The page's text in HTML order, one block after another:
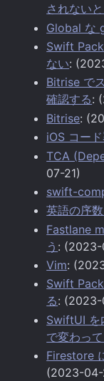
されない
Global な
Swift
ない:
Bitrise で
確認する:
Bitrise:
iOS コー
TCA
07-21)
swift-
英語の序
Fastlane
う : (2023-
Vim:
Swift
る: (2023-
SwiftUI を
で変わっ
Firestore
(2023-